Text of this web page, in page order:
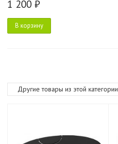
1 200 ₽
В корзину
Другие товары из этой категории